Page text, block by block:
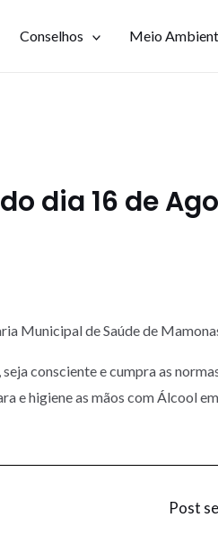
Conselhos Meio
dia 16 de
Municipal de Saúde de
consciente e cumpra as
e higiene as mãos com Álcool
Post